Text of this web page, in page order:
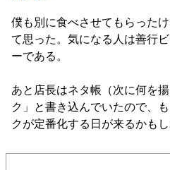
僕も別に食べさせてもらった
て思った。気になる人は善行
ーである。
あと店長はネタ帳（次に何を
ク」と書き込んでいたので、
クが定番化する日が来るかもし